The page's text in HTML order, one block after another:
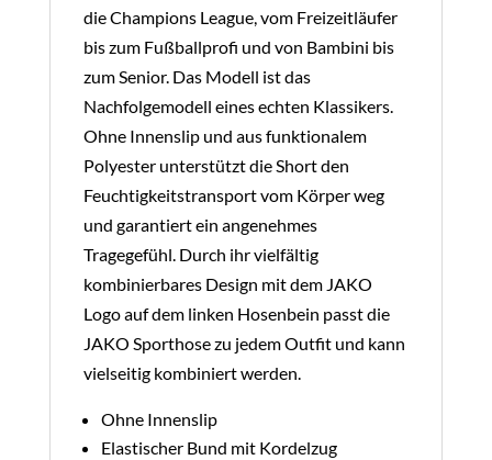
die Champions League, vom Freizeitläufer
bis zum Fußballprofi und von Bambini bis
zum Senior. Das Modell ist das
Nachfolgemodell eines echten Klassikers.
Ohne Innenslip und aus funktionalem
Polyester unterstützt die Short den
Feuchtigkeitstransport vom Körper weg
und garantiert ein angenehmes
Tragegefühl. Durch ihr vielfältig
kombinierbares Design mit dem JAKO
Logo auf dem linken Hosenbein passt die
JAKO Sporthose zu jedem Outfit und kann
vielseitig kombiniert werden.
Ohne Innenslip
Elastischer Bund mit Kordelzug